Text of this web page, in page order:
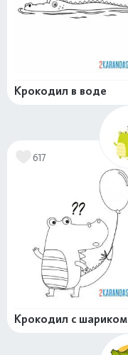
Крокодил в воде
617
Крокодил с шариком